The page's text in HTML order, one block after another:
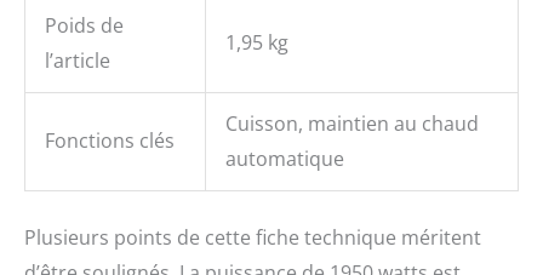
Poids de
l’article
1,95 kg
Fonctions clés
Cuisson, maintien au chaud
automatique
Plusieurs points de cette fiche technique méritent